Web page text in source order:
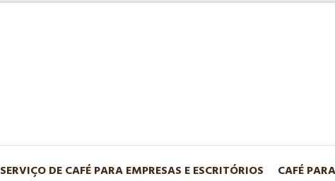
SERVIÇO DE CAFÉ PARA EMPRESAS E ESCRITÓRIOS CAFÉ